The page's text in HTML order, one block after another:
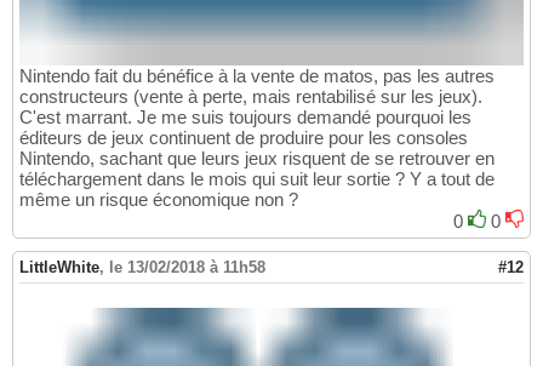
Nintendo fait du bénéfice à la vente de matos, pas les autres
constructeurs (vente à perte, mais rentabilisé sur les jeux).
C'est marrant. Je me suis toujours demandé pourquoi les
éditeurs de jeux continuent de produire pour les consoles
Nintendo, sachant que leurs jeux risquent de se retrouver en
téléchargement dans le mois qui suit leur sortie ? Y a tout de
même un risque économique non ?
0
0
LittleWhite, le 13/02/2018 à 11h58 #12